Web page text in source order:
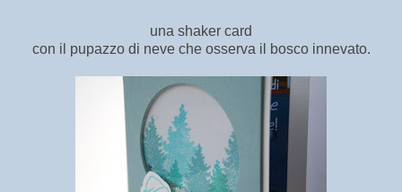
una shaker card
con il pupazzo di neve che osserva il bosco innevato.